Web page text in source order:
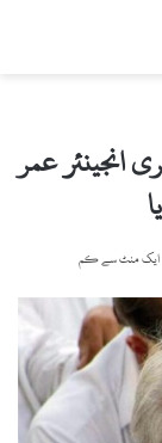
عمر
ایک منٹ سے کم